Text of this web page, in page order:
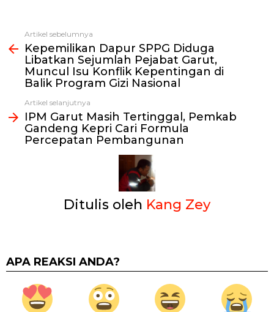
Lihat
selengkapnya
Artikel sebelumnya
Kepemilikan Dapur SPPG Diduga
Libatkan Sejumlah Pejabat Garut,
Muncul Isu Konflik Kepentingan di
Balik Program Gizi Nasional
Artikel selanjutnya
IPM Garut Masih Tertinggal, Pemkab
Gandeng Kepri Cari Formula
Percepatan Pembangunan
Ditulis oleh Kang Zey
APA REAKSI ANDA?